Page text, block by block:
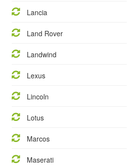
Lancia
Land Rover
Landwind
Lexus
Lincoln
Lotus
Marcos
Maserati